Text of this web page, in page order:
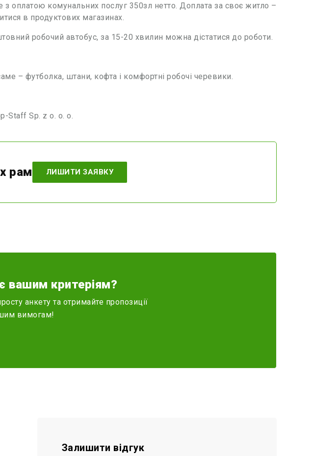
оплатою комунальних послуг 350зл нетто. Доплата за своє житло –
в продуктових магазинах.
робочий автобус, за 15-20 хвилин можна дістатися до роботи.
– футболка, штани, кофта і комфортні робочі черевики.
Staff Sp. z o. o. o.
рам ЛИШИТИ ЗАЯВКУ
вашим критеріям?
анкету та отримайте пропозиції
вимогам!
Залишити відгук